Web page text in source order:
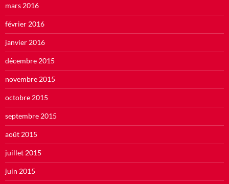
mars 2016
février 2016
janvier 2016
décembre 2015
novembre 2015
octobre 2015
septembre 2015
août 2015
juillet 2015
juin 2015